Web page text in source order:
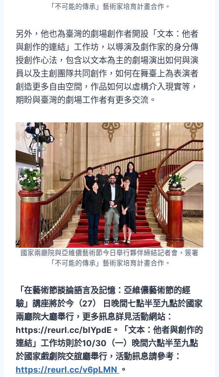
「不可能的傳承」藝術家培育計畫合作。
另外，他也為臺灣的劇場創作者開設「文本：他者
與創作的連結」工作坊，以導演及劇作家的身分傳
授創作心法，包含以文本為主的劇場演出如何與演
員以及主創團隊共同創作，如何在舞臺上為表演者
創造更多自由空間，作品如何以虛構介入現實等，
期盼與臺灣的劇場工作者有更多交流。
國家兩廳院與亞維儂藝術節今日舉行夥伴締結記者會，簽署
「不可能的傳承」藝術家培育計畫合作。
「在藝術節談論語言及記憶：亞維儂藝術節的經
驗」講座將於今（27） 日晚間七點半至九點於國家
兩廳院大廳舉行，更多訊息詳見活動網站：
https://reurl.cc/blYpdE。「文本：他者與創作的
連結」工作坊則於10/30（一）晚間六點半至九點
於國家戲劇院交誼廳舉行，活動訊息請參考：
https://reurl.cc/v6pLMN 。